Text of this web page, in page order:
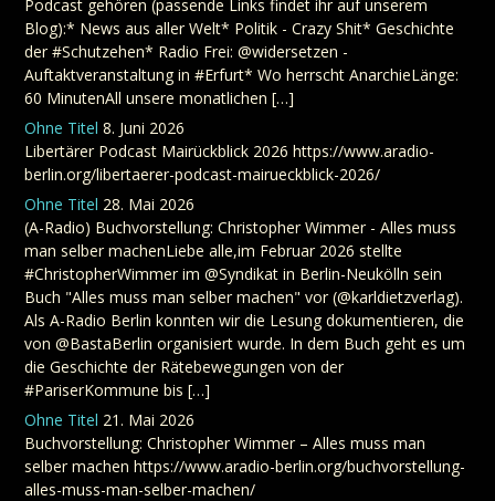
Podcast gehören (passende Links findet ihr auf unserem
Blog):* News aus aller Welt* Politik - Crazy Shit* Geschichte
der #Schutzehen* Radio Frei: @widersetzen -
Auftaktveranstaltung in #Erfurt* Wo herrscht AnarchieLänge:
60 MinutenAll unsere monatlichen […]
Ohne Titel 8. Juni 2026
Libertärer Podcast Mairückblick 2026 https://www.aradio-
berlin.org/libertaerer-podcast-mairueckblick-2026/
Ohne Titel 28. Mai 2026
(A-Radio) Buchvorstellung: Christopher Wimmer - Alles muss
man selber machenLiebe alle,im Februar 2026 stellte
#ChristopherWimmer im @Syndikat in Berlin-Neukölln sein
Buch "Alles muss man selber machen" vor (@karldietzverlag).
Als A-Radio Berlin konnten wir die Lesung dokumentieren, die
von @BastaBerlin organisiert wurde. In dem Buch geht es um
die Geschichte der Rätebewegungen von der
#PariserKommune bis […]
Ohne Titel 21. Mai 2026
Buchvorstellung: Christopher Wimmer – Alles muss man
selber machen https://www.aradio-berlin.org/buchvorstellung-
alles-muss-man-selber-machen/